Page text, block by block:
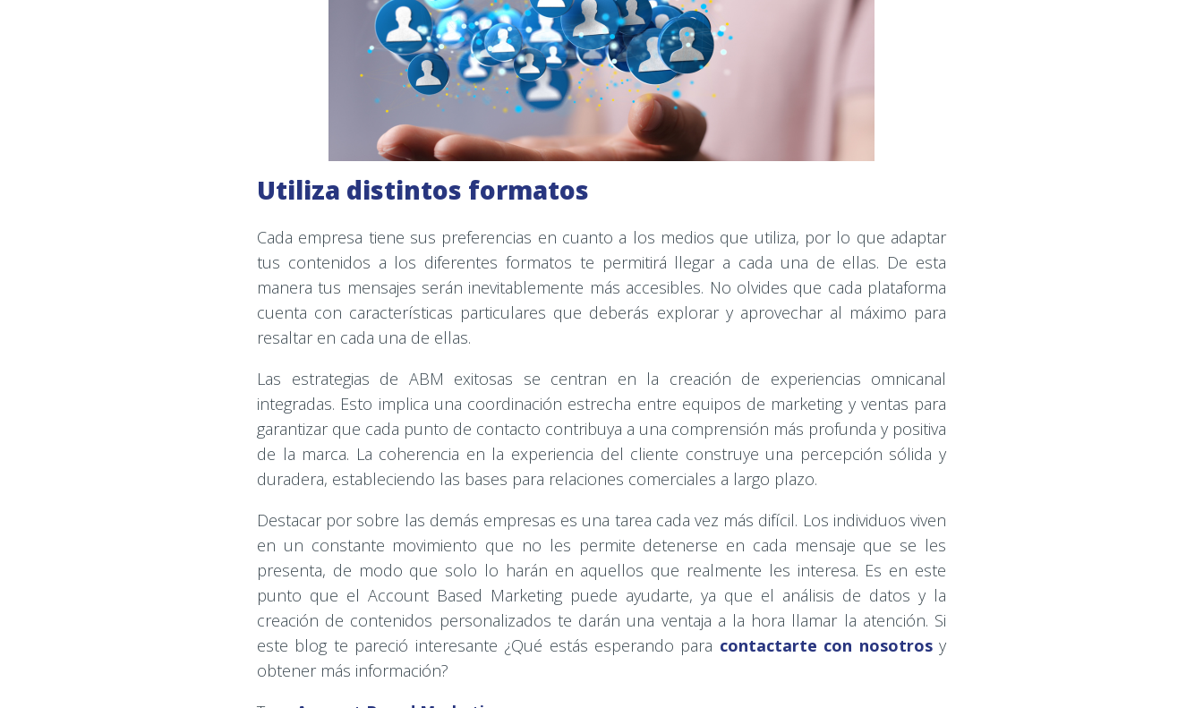
Utiliza distintos formatos
Cada empresa tiene sus preferencias en cuanto a los medios que utiliza, por lo que adaptar
tus contenidos a los diferentes formatos te permitirá llegar a cada una de ellas. De esta
manera tus mensajes serán inevitablemente más accesibles. No olvides que cada plataforma
cuenta con características particulares que deberás explorar y aprovechar al máximo para
resaltar en cada una de ellas.
Las estrategias de ABM exitosas se centran en la creación de experiencias omnicanal
integradas. Esto implica una coordinación estrecha entre equipos de marketing y ventas para
garantizar que cada punto de contacto contribuya a una comprensión más profunda y positiva
de la marca. La coherencia en la experiencia del cliente construye una percepción sólida y
duradera, estableciendo las bases para relaciones comerciales a largo plazo.
Destacar por sobre las demás empresas es una tarea cada vez más difícil. Los individuos viven
en un constante movimiento que no les permite detenerse en cada mensaje que se les
presenta, de modo que solo lo harán en aquellos que realmente les interesa. Es en este
punto que el Account Based Marketing puede ayudarte, ya que el análisis de datos y la
creación de contenidos personalizados te darán una ventaja a la hora llamar la atención. Si
este blog te pareció interesante ¿Qué estás esperando para contactarte con nosotrosy
obtener más información?